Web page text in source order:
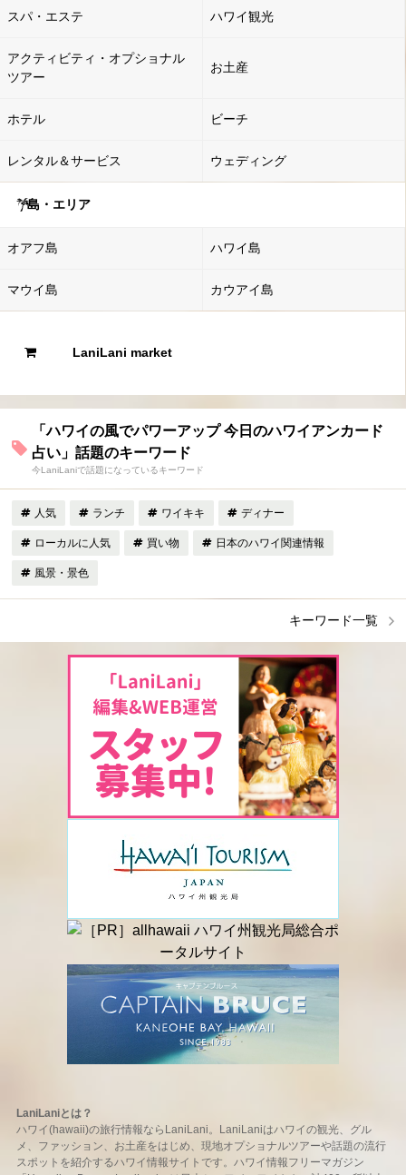
スパ・エステ ハワイ観光
アクティビティ・オプショナル
ツアー
お土産
ホテル ビーチ
レンタル＆サービス ウェディング
島・エリア
オアフ島 ハワイ島
マウイ島 カウアイ島
LaniLani market
「ハワイの風でパワーアップ 今日のハワイアンカード
占い」話題のキーワード
今LaniLaniで話題になっているキーワード
人気 ランチ ワイキキ ディナー
ローカルに人気 買い物 日本のハワイ関連情報
風景・景色
キーワード一覧
LaniLaniとは？
ハワイ(hawaii)の旅行情報ならLaniLani。LaniLaniはハワイの観光、グル
メ、ファッション、お土産をはじめ、現地オプショナルツアーや話題の流行
スポットを紹介するハワイ情報サイトです。ハワイ情報フリーマガジン